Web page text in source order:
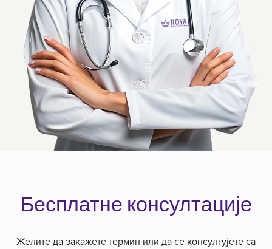
Бесплатне консултације
Желите да закажете термин или да се консултујете са